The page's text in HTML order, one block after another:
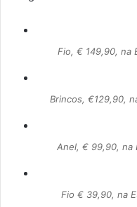
Fio, € 149,90, na
Brincos, €129,90,
Anel, € 99,90, na
Fio € 39,90, na